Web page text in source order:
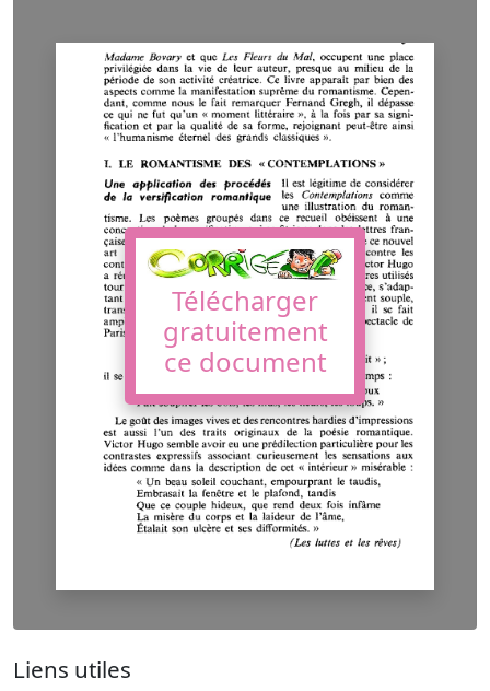
Télécharger
gratuitement
ce document
Liens utiles